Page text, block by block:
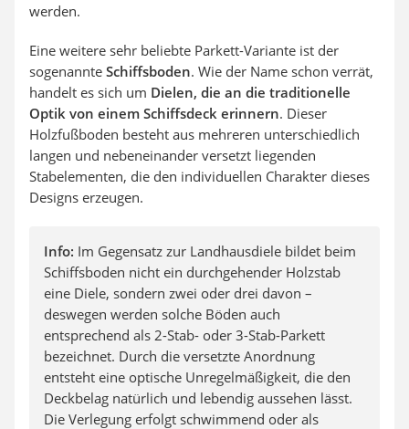
werden.
Eine weitere sehr beliebte Parkett-Variante ist der
sogenannte Schiffsboden. Wie der Name schon verrät,
handelt es sich um Dielen, die an die traditionelle
Optik von einem Schiffsdeck erinnern. Dieser
Holzfußboden besteht aus mehreren unterschiedlich
langen und nebeneinander versetzt liegenden
Stabelementen, die den individuellen Charakter dieses
Designs erzeugen.
Info: Im Gegensatz zur Landhausdiele bildet beim
Schiffsboden nicht ein durchgehender Holzstab
eine Diele, sondern zwei oder drei davon –
deswegen werden solche Böden auch
entsprechend als 2-Stab- oder 3-Stab-Parkett
bezeichnet. Durch die versetzte Anordnung
entsteht eine optische Unregelmäßigkeit, die den
Deckbelag natürlich und lebendig aussehen lässt.
Die Verlegung erfolgt schwimmend oder als